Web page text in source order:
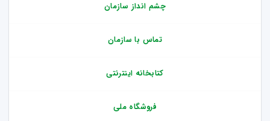
چشم انداز سازمان
تماس با سازمان
کتابخانه اینترنتی
فروشگاه ملی